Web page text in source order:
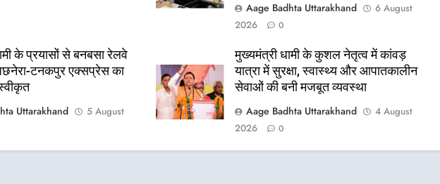
Aage Badhta Uttarakhand
6 August
2026
0
के प्रयासों से बनबसा रेलवे
टनकपुर एक्सप्रेस का
Uttarakhand
5 August
मुख्यमंत्री धामी के कुशल नेतृत्व में कांवड़
यात्रा में सुरक्षा, स्वास्थ्य और आपातकालीन
सेवाओं की बनी मजबूत व्यवस्था
Aage Badhta Uttarakhand
4 August
2026
0